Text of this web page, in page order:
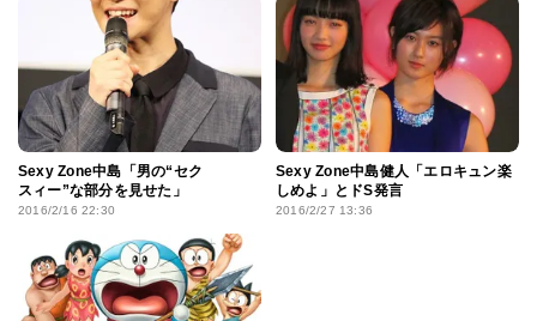
Sexy Zone中島「男の“セク
スィー”な部分を見せた」
2016/2/16 22:30
Sexy Zone中島健人「エロキュン楽
しめよ」とドS発言
2016/2/27 13:36